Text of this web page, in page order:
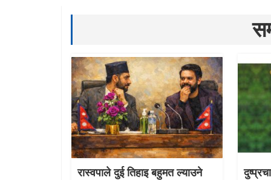
रास्वपाले दुई तिहाइ बहुमत ल्याउने